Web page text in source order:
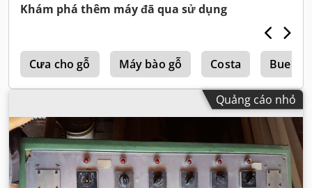
Khám phá thêm máy đã qua sử dụng
Cưa cho gỗ Máy bào gỗ Costa Buerkle
Quảng cáo nhỏ